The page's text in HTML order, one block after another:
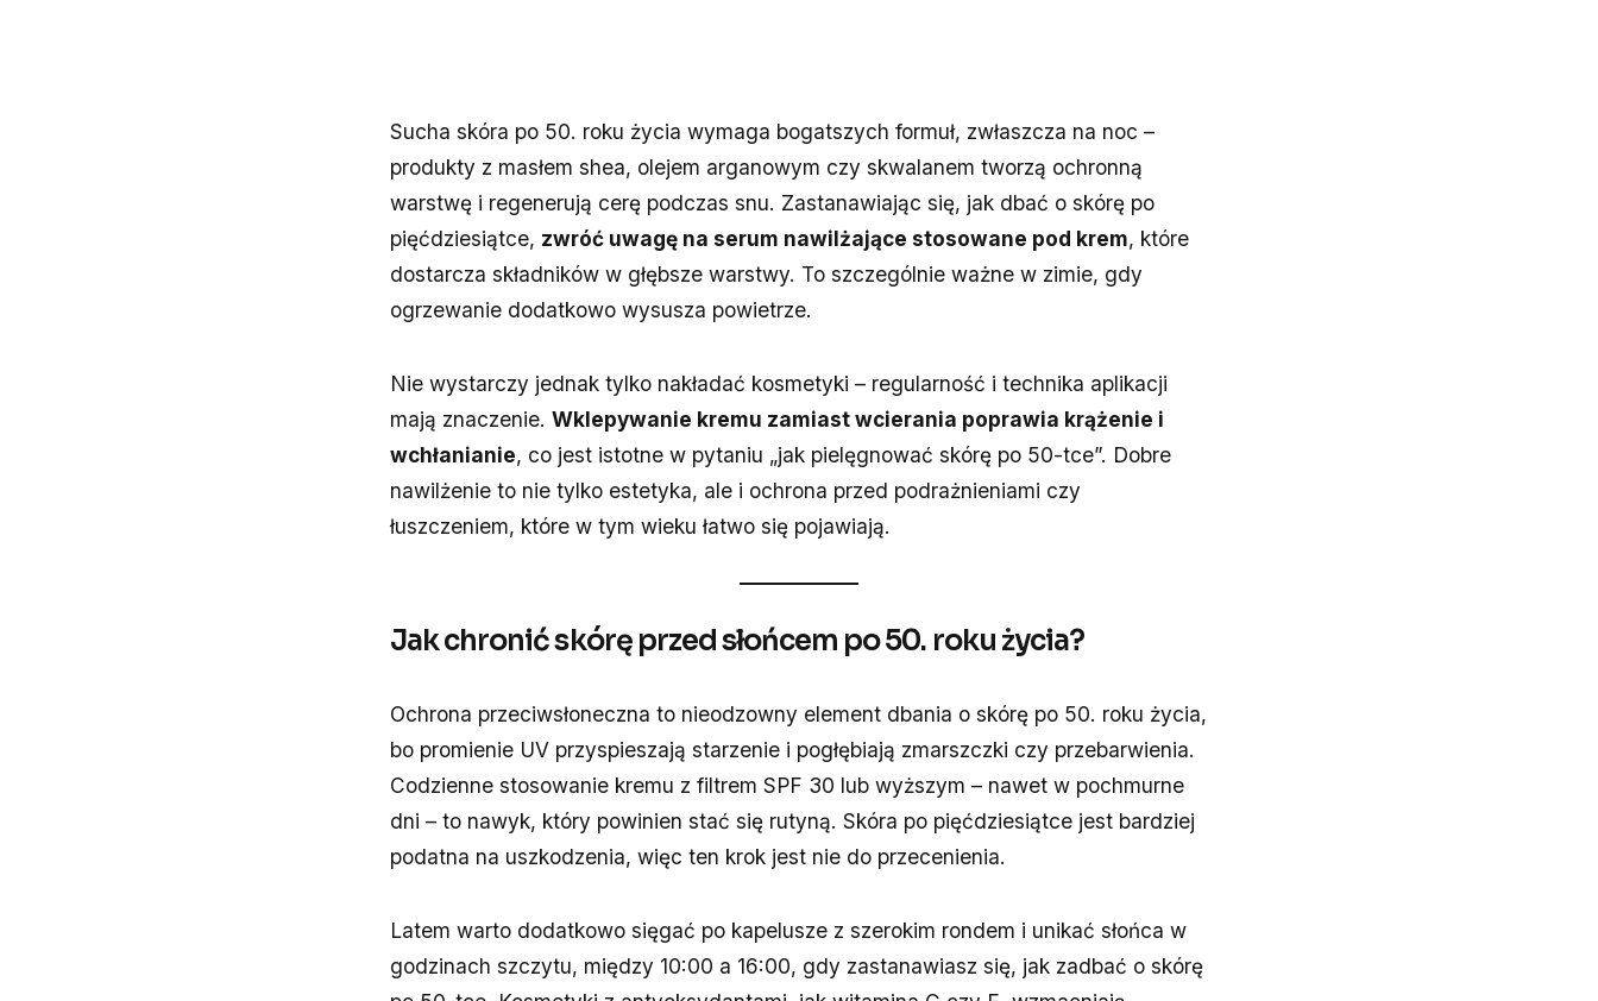
Sucha skóra po 50. roku życia wymaga bogatszych formuł, zwłaszcza na noc –
produkty z masłem shea, olejem arganowym czy skwalanem tworzą ochronną
warstwę i regenerują cerę podczas snu. Zastanawiając się, jak dbać o skórę po
pięćdziesiątce, zwróć uwagę na serum nawilżające stosowane pod krem, które
dostarcza składników w głębsze warstwy. To szczególnie ważne w zimie, gdy
ogrzewanie dodatkowo wysusza powietrze.
Nie wystarczy jednak tylko nakładać kosmetyki – regularność i technika aplikacji
mają znaczenie. Wklepywanie kremu zamiast wcierania poprawia krążenie i
wchłanianie, co jest istotne w pytaniu „jak pielęgnować skórę po 50-tce”. Dobre
nawilżenie to nie tylko estetyka, ale i ochrona przed podrażnieniami czy
łuszczeniem, które w tym wieku łatwo się pojawiają.
Jak chronić skórę przed słońcem po 50. roku życia?
Ochrona przeciwsłoneczna to nieodzowny element dbania o skórę po 50. roku życia,
bo promienie UV przyspieszają starzenie i pogłębiają zmarszczki czy przebarwienia.
Codzienne stosowanie kremu z filtrem SPF 30 lub wyższym – nawet w pochmurne
dni – to nawyk, który powinien stać się rutyną. Skóra po pięćdziesiątce jest bardziej
podatna na uszkodzenia, więc ten krok jest nie do przecenienia.
Latem warto dodatkowo sięgać po kapelusze z szerokim rondem i unikać słońca w
godzinach szczytu, między 10:00 a 16:00, gdy zastanawiasz się, jak zadbać o skórę